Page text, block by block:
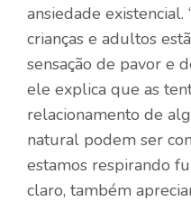
ansiedade existencial.
crianças e adultos
sensação de pavor e
ele explica que as
relacionamento de
natural podem ser
estamos respirando
claro, também